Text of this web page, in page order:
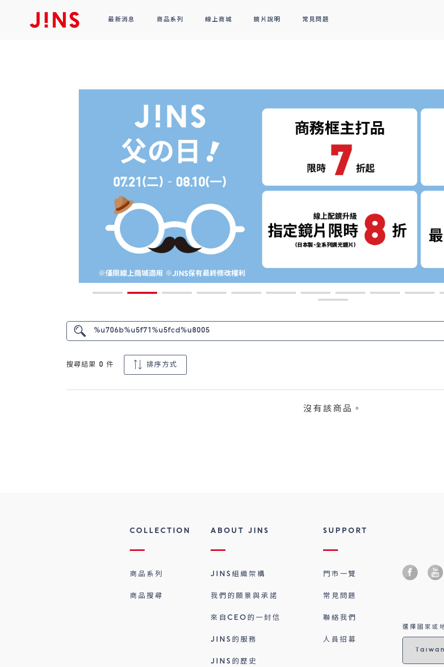
最新消息 商品系列 線上商城
太陽眼鏡
功能性眼鏡
配件
R!M BY J!NS
鏡片說明 常見問題
搜尋結果0 件 排序方式
沒有該商品。
COLLECTION
商品系列
商品搜尋
ABOUT JINS
JINS組織架構
我們的願景與承諾
來自CEO的一封信
JINS的服務
JINS的歷史
SUPPORT
門市一覽
常見問題
聯絡我們
人員招募
選擇國家或